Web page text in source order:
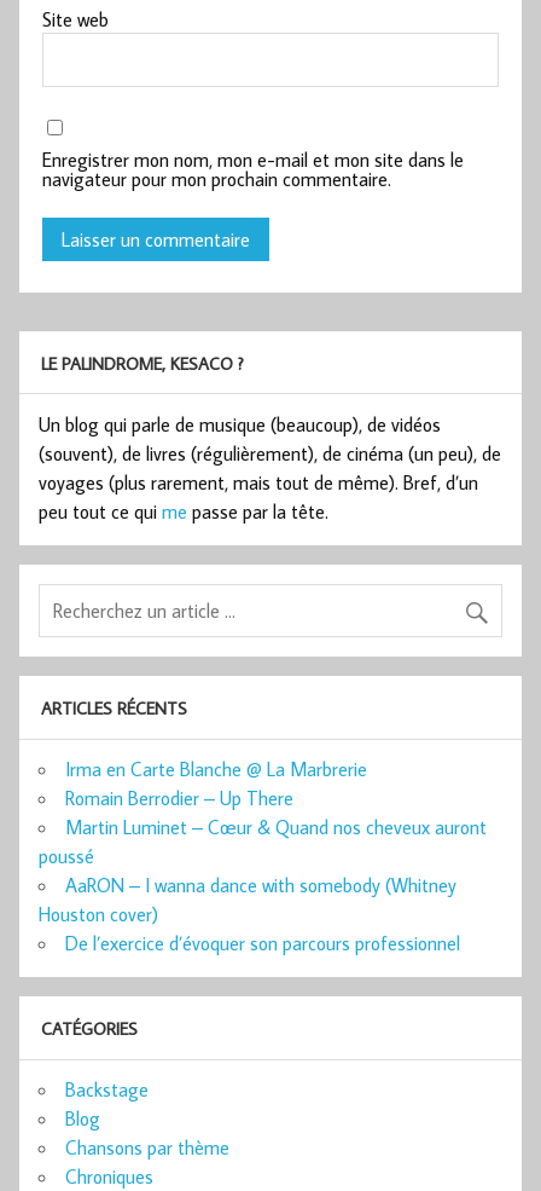
Site web
Enregistrer mon nom, mon e-mail et mon site dans le
navigateur pour mon prochain commentaire.
LE PALINDROME, KESACO ?
Un blog qui parle de musique (beaucoup), de vidéos
(souvent), de livres (régulièrement), de cinéma (un peu), de
voyages (plus rarement, mais tout de même). Bref, d’un
peu tout ce qui me passe par la tête.
ARTICLES RÉCENTS
Irma en Carte Blanche @ La Marbrerie
Romain Berrodier – Up There
Martin Luminet – Cœur & Quand nos cheveux auront
poussé
AaRON – I wanna dance with somebody (Whitney
Houston cover)
De l’exercice d’évoquer son parcours professionnel
CATÉGORIES
Backstage
Blog
Chansons par thème
Chroniques